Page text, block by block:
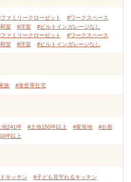
ァミリークローゼット
#ワークスペース
室 #洋室
#ビルトインガレージなし
ァミリークローゼット
#ワークスペース
室 #洋室 #ビルトインガレージなし
族 #単世帯住宅
地241坪 #土地150坪以上 #変形地
#台形
坪以上
キッチン
#子ども見守れるキッチン